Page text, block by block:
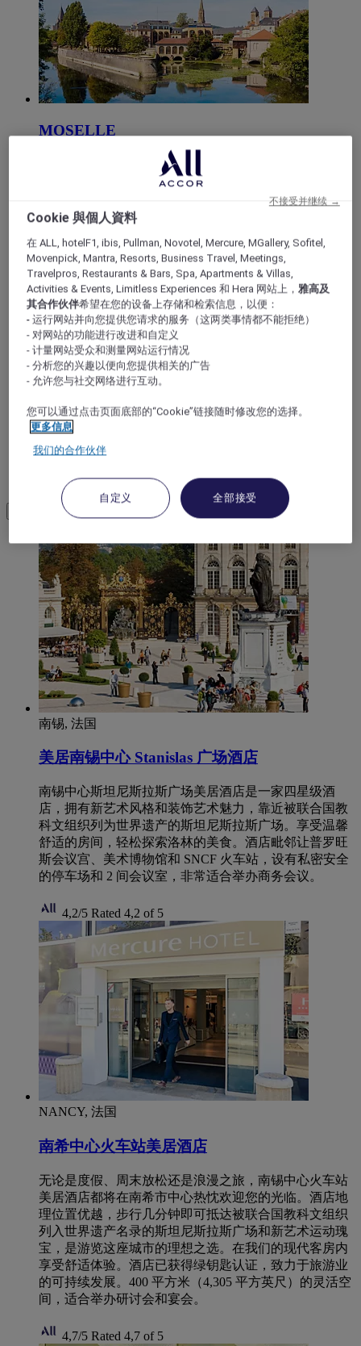
MOSELLE
MEUSE
VOSGES
See more items
南锡, 法国
美居南锡中心 Stanislas 广场酒店
南锡中心斯坦尼斯拉斯广场美居酒店是一家四星级酒
店，拥有新艺术风格和装饰艺术魅力，靠近被联合国教
科文组织列为世界遗产的斯坦尼斯拉斯广场。享受温馨
舒适的房间，轻松探索洛林的美食。酒店毗邻让普罗旺
斯会议宫、美术博物馆和 SNCF 火车站，设有私密安全
的停车场和 2 间会议室，非常适合举办商务会议。
4,2/5 Rated 4,2 of 5
NANCY, 法国
南希中心火车站美居酒店
无论是度假、周末放松还是浪漫之旅，南锡中心火车站
美居酒店都将在南希市中心热忱欢迎您的光临。酒店地
理位置优越，步行几分钟即可抵达被联合国教科文组织
列入世界遗产名录的斯坦尼斯拉斯广场和新艺术运动瑰
宝，是游览这座城市的理想之选。在我们的现代客房内
享受舒适体验。酒店已获得绿钥匙认证，致力于旅游业
的可持续发展。400 平方米（4,305 平方英尺）的灵活空
间，适合举办研讨会和宴会。
4,7/5 Rated 4,7 of 5
Cookie 與個人資料
在 ALL, hotelF1, ibis, Pullman, Novotel, Mercure, MGallery, Sofitel,
Movenpick, Mantra, Resorts, Business Travel, Meetings,
Travelpros, Restaurants & Bars, Spa, Apartments & Villas,
Activities & Events, Limitless Experiences 和 Hera 网站上，雅高及
其合作伙伴希望在您的设备上存储和检索信息，以便：
- 运行网站并向您提供您请求的服务（这两类事情都不能拒绝）
- 对网站的功能进行改进和自定义
- 计量网站受众和测量网站运行情况
- 分析您的兴趣以便向您提供相关的广告
- 允许您与社交网络进行互动。
您可以通过点击页面底部的“Cookie”链接随时修改您的选择。
更多信息
我们的合作伙伴
自定义 全部接受
不接受并继续 →